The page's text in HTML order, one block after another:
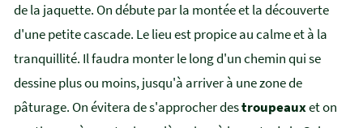
de la jaquette. On débute par la montée et la découverte
d'une petite cascade. Le lieu est propice au calme et à la
tranquillité. Il faudra monter le long d'un chemin qui se
dessine plus ou moins, jusqu'à arriver à une zone de
pâturage. On évitera de s'approcher destroupeauxet on